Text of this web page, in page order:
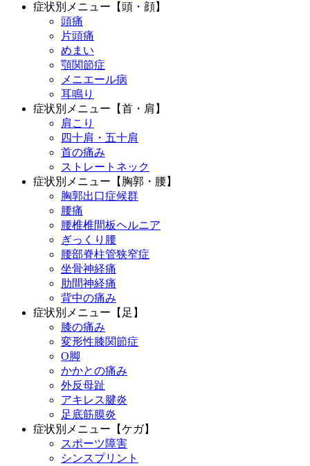
症状別メニュー【頭・顔】
頭痛
片頭痛
めまい
顎関節症
メニエール病
耳鳴り
症状別メニュー【首・肩】
肩こり
四十肩・五十肩
首の痛み
ストレートネック
症状別メニュー【胸郭・腰】
胸郭出口症候群
腰痛
腰椎椎間板ヘルニア
ぎっくり腰
腰部脊柱管狭窄症
坐骨神経痛
肋間神経痛
背中の痛み
症状別メニュー【足】
膝の痛み
変形性膝関節症
O脚
かかとの痛み
外反母趾
アキレス腱炎
足底筋膜炎
症状別メニュー【ケガ】
スポーツ障害
シンスプリント